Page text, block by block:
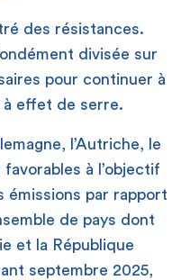
des résistances.
divisée sur
pour continuer à
à effet de serre.
l’Autriche, le
favorables à l’objectif
émissions par rapport
de pays dont
et la République
septembre 2025,